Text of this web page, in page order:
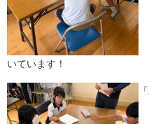
いています！